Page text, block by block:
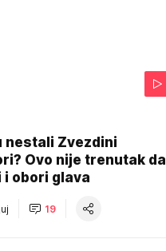
nestali Zvezdini
Ovo nije trenutak da
i obori glava
19